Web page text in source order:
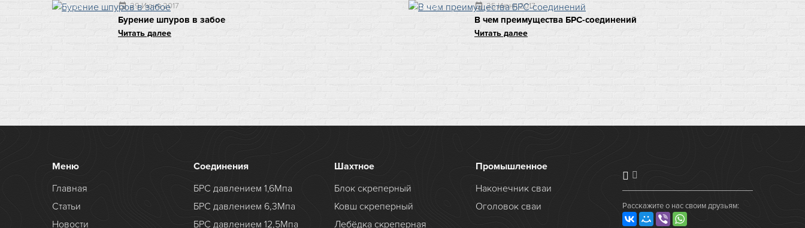
СТАТЬЯ event29 Июня 2017
Бурение шпуров в забое
Читать далее
СТАТЬЯ event 25 Июня 2017
В чем преимущества БРС-соединений
Читать далее
Меню
Главная
Статьи
Новости
Соединения
БРС давлением 1,6Мпа
БРС давлением 6,3Мпа
БРС давлением 12,5Мпа
Шахтное
Блок скреперный
Ковш скреперный
Лебёдка скреперная
Промышленное
Наконечник сваи
Оголовок сваи
Расскажите о нас своим друзьям: